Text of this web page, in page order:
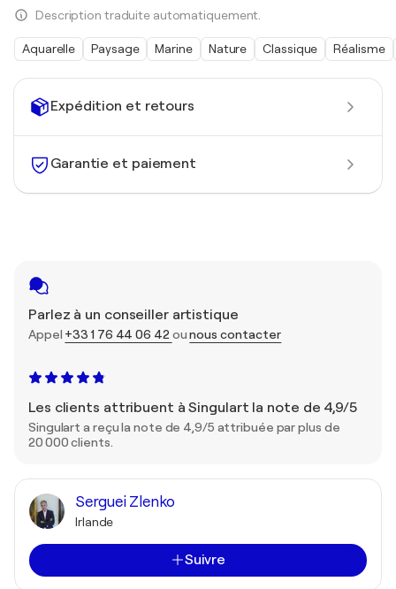
Expédition et retours
Garantie et paiement
Parlez à un conseiller artistique
Appel +33 1 76 44 06 42 ounous contacter
Les clients attribuent à Singulart la note de 4,9/5
Singulart a reçu la note de 4,9/5 attribuée par plus de
20 000 clients.
Serguei Zlenko
Irlande
Suivre
Description traduite automatiquement.
Aquarelle Paysage Marine Nature Classique Réalisme